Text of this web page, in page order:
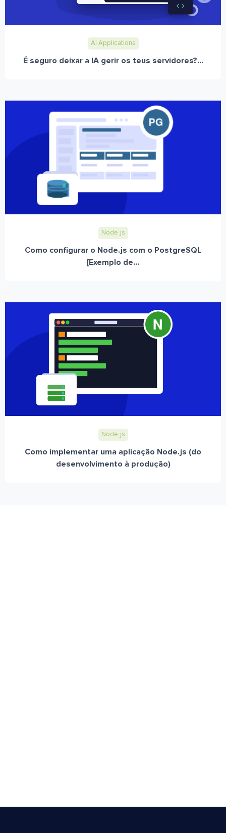
AI Applications
É seguro deixar a IA gerir os teus servidores?...
Node.js
Como configurar o Node.js com o PostgreSQL
[Exemplo de...
Node.js
Como implementar uma aplicação Node.js (do
desenvolvimento à produção)